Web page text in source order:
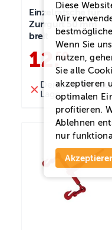
Einzelratsche für
Zurrgurt 50 mm
breit
12 .
50
Derzeit nicht auf
Lager
Diese
Wir
Wenn Sie
nutzen,
Sie alle
akzeptieren
optimalen
profitieren.
Ablehnen
nur